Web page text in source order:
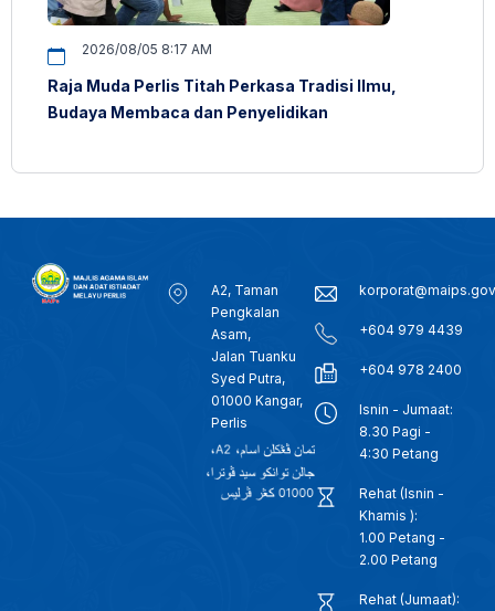
2026/08/05 8:17 AM
Raja Muda Perlis Titah Perkasa Tradisi Ilmu,
Budaya Membaca dan Penyelidikan
A2, Taman
Pengkalan
Asam,
Jalan Tuanku
Syed Putra,
01000 Kangar,
Perlis
+604 979 4439
+604 978 2400
Isnin - Jumaat:
8.30 Pagi -
4:30 Petang
Rehat (Isnin -
Khamis ):
1.00 Petang -
2.00 Petang
Rehat (Jumaat):